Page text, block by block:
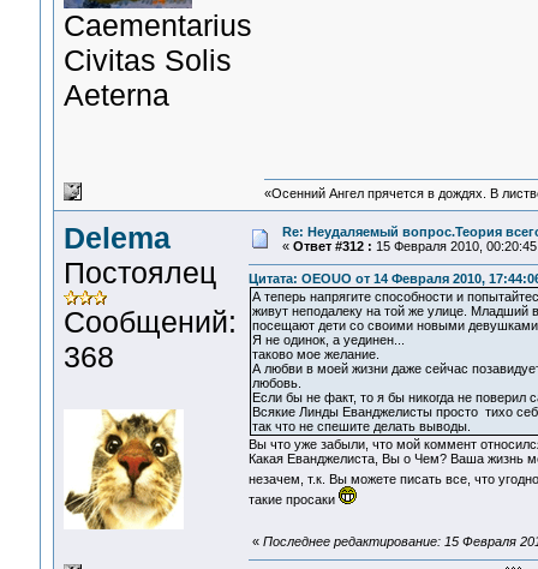
Сaementarius
Civitas Solis
Aeterna
«Осенний Ангел прячется в дождях. В
Delema
Постоялец
Сообщений:
368
Re: Неудаляемый вопрос.Теория
« Ответ #312 : 15 Февраля 2010,
Цитата: OEOUO от 14 Февраля 2010,
А теперь напрягите способности и
живут неподалеку на той же улице. Младший
посещают дети со своими новыми
Я не одинок, а уединен...
таково мое желание.
А любви в моей жизни даже сейчас
любовь.
Если бы не факт, то я бы никогда не поверил
Всякие Линды Еванджелисты просто тихо
так что не спешите делать выводы.
Вы что уже забыли, что мой коммент
Какая Еванджелиста, Вы о Чем? Ваша жизнь
незачем, т.к. Вы можете писать все, что
такие просаки
« Последнее редактирование: 15 Февраля